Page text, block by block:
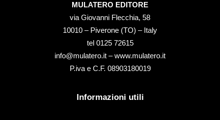
MULATERO EDITORE
via Giovanni Flecchia, 58
10010 – Piverone (TO) – Italy
tel ‭0125 72615‬
info@mulatero.it –www.mulatero.it
P.iva e C.F. 08903180019
Informazioni utili